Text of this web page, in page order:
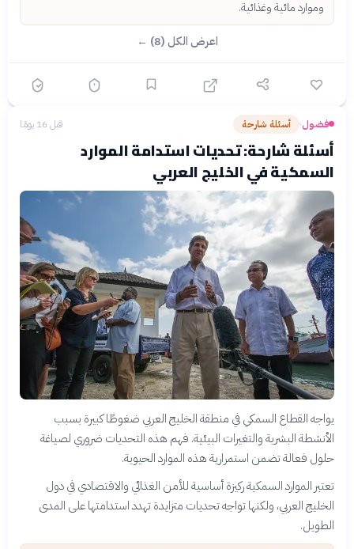
وموارد مائية وغذائية.
اعرض الكل (8) ←
فضول› أسئلة شارحة قبل 16 يومًا
أسئلة شارحة: تحديات استدامة الموارد
السمكية في الخليج العربي
يواجه القطاع السمكي في منطقة الخليج العربي ضغوطًا كبيرة بسبب
الأنشطة البشرية والتغيرات البيئية. فهم هذه التحديات ضروري لصياغة
حلول فعالة تضمن استمرارية هذه الموارد الحيوية.
تعتبر الموارد السمكية ركيزة أساسية للأمن الغذائي والاقتصادي في دول
الخليج العربي، ولكنها تواجه تحديات متزايدة تهدد استدامتها على المدى
الطويل.